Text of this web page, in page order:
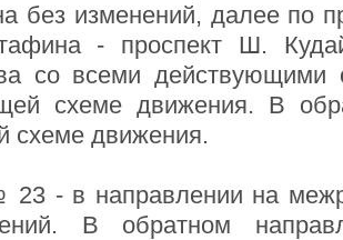
без изменений, далее по
- проспект Ш.
со всеми действующими
схеме движения. В
схеме движения.
- в направлении на
В обратном